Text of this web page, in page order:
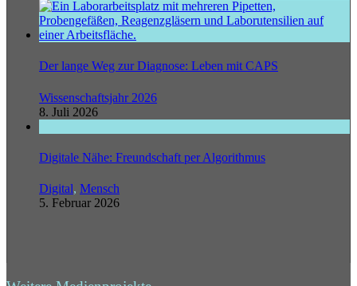
Der lange Weg zur Diagnose: Leben mit CAPS
Wissenschaftsjahr 2026
8. Juli 2026
Digitale Nähe: Freundschaft per Algorithmus
Digital, Mensch
5. Februar 2026